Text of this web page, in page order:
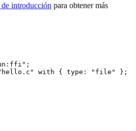
introducción para obtener más
;
with { type: "file"
};